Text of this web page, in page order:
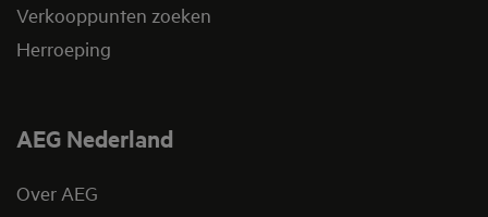
Verkooppunten zoeken
Herroeping
AEG Nederland
Over AEG